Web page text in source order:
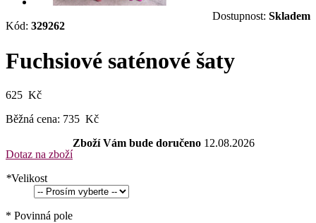
Kód: 329262
Dostupnost: Skladem
Fuchsiové saténové šaty
625 Kč
Běžná cena: 735 Kč
Dotaz na zboží
Zboží Vám bude doručeno 12.08.2026
*Velikost
* Povinná pole